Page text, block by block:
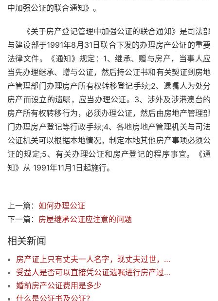
中加强公证的联合通知》。
《关于房产登记管理中加强公证的联合通知》是司法部
与建设部于1991年8月31日联合下发的办理房产公证的重要
法律文件。《通知》规定：1、继承、赠与房产，当事人应
当先办理继承、赠与公证，然后持公证书和有关契证到房地
产管理部门办理房产所有权转移登记手续;2、遗嘱人为处分
房产而设立的遗嘱，应当办理公证。3、涉外及涉港澳台的
房产所有权转移行为，必须办理公证，然后由房地产管理部
门办理房产登记等行政手续;4、各地房地产管理机关与司法
公证机关可以根据本地情况，制定本地其他房产事项必须公
证的规定;5、有关办理公证和房产登记的程序事宜。《通
知》从 1991年11月1日起施行。
上一篇： 如何办理公证
下一篇： 房屋继承公证应注意的问题
相关新闻
房产证上只有丈夫一人名字，现丈夫过世，可否直接过到子女名下？
受益人是否可以直接凭公证遗嘱进行房产过户？
婚前房产公证费用是多少
什么是公证书及公证？